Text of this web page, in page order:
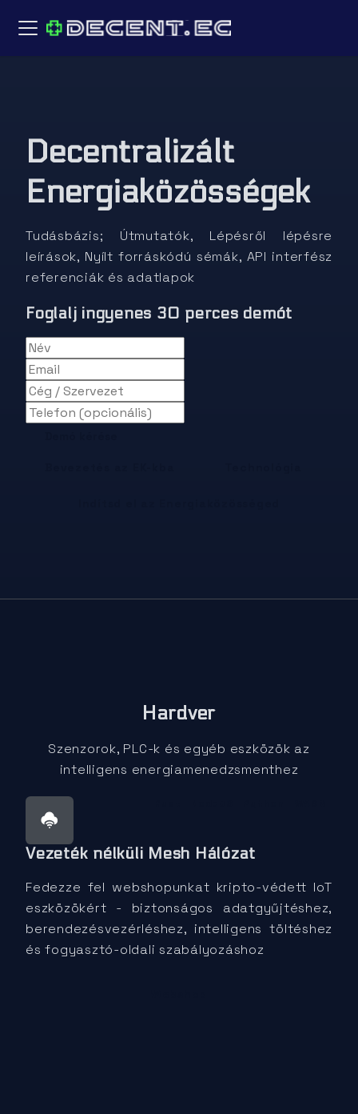
Decentralizált
Energiaközösségek
Tudásbázis; Útmutatók, Lépésről lépésre
leírások, Nyílt forráskódú sémák, API interfész
referenciák és adatlapok
Foglalj ingyenes 30 perces demót
Hardver
Szenzorok, PLC-k és egyéb eszközök az
intelligens energiamenedzsmenthez
Vezeték nélküli Mesh Hálózat
Fedezze fel webshopunkat kripto-védett IoT
eszközökért - biztonságos adatgyűjtéshez,
berendezésvezérléshez, intelligens töltéshez
és fogyasztó-oldali szabályozáshoz